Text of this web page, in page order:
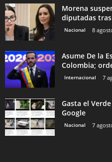
Morena
diputadas
Nacional 8
Asume De la
Colombia;
Internacional 7
Gasta el
Google
Nacional 7